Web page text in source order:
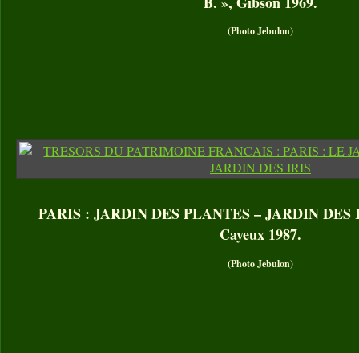
(Photo Jebulon)
PARIS : JARDIN DES PLANTES – JARDIN DES
Cayeux 1987.
(Photo Jebulon)